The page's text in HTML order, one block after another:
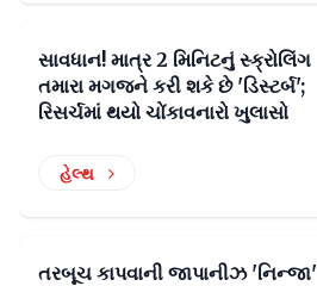
સાવધાન! માત્ર 2 મિનિટનું સ્ક્રોલિંગ
તમારા મગજને કરી શકે છે 'ડિસ્ટર્બ';
રિસર્ચમાં થયો ચોંકાવનારો ખુલાસો
હેલ્થ
તરબૂચ કાપવાની જાપાનીઝ 'નિન્જા'